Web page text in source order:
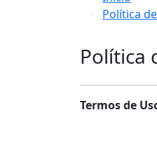
Política
Política
Termos de